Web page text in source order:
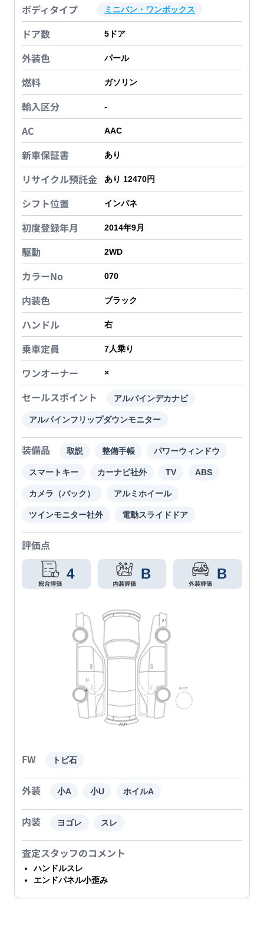
ボディタイプ ミニバン・ワンボックス
ドア数 5 ドア
外装色 パール
燃料 ガソリン
輸入区分 -
AC AAC
新車保証書 あり
リサイクル預託金 あり 12470円
シフト位置 インパネ
初度登録年月 2014年9月
駆動 2WD
カラーNo 070
内装色 ブラック
ハンドル 右
乗車定員 7人乗り
ワンオーナー ×
セールスポイント アルパインデカナビ
アルパインフリップダウンモニター
装備品 取説 整備手帳 パワーウィンドウ
スマートキー カーナビ社外 TV ABS
カメラ（バック） アルミホイール
ツインモニター社外 電動スライドドア
評価点
4 B B
FW トビ石
外装 小A 小U ホイルA
内装 ヨゴレ スレ
査定スタッフのコメント
ハンドルスレ
エンドパネル小歪み